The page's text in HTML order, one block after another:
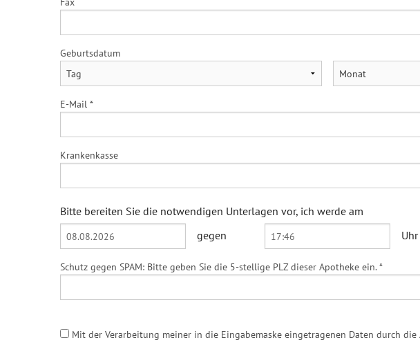
Psychische Erkrankungen
Schmerz- und Schlafmedizin
Frauenkrankheiten
Männerkrankheiten
Geburtsdatum
E-Mail *
Krankenkasse
Bitte bereiten Sie die notwendigen Unterlagen vor, ich werde am
gegen
Schutz gegen SPAM: Bitte geben Sie die 5-stellige PLZ dieser Apotheke ein. *
Mit der Verarbeitung meiner in die Eingabemaske eingetragenen Daten durch